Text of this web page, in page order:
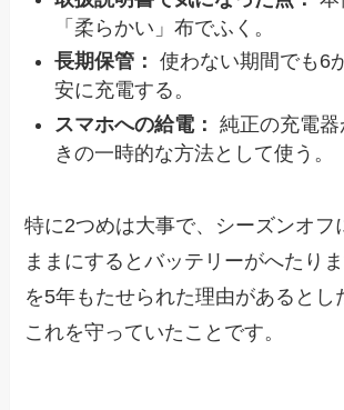
「柔らかい」布でふく。
長期保管： 使わない期間でも6
安に充電する。
スマホへの給電： 純正の充電器
きの一時的な方法として使う。
特に2つめは大事で、シーズンオフ
ままにするとバッテリーがへたり
を5年もたせられた理由があるとし
これを守っていたことです。